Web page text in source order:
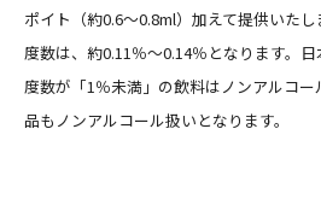
ポイト（約0.6〜0.8ml）加えて提供いた
度数は、約0.11％〜0.14％となります。
度数が「1％未満」の飲料はノンアルコ
品もノンアルコール扱いとなります。